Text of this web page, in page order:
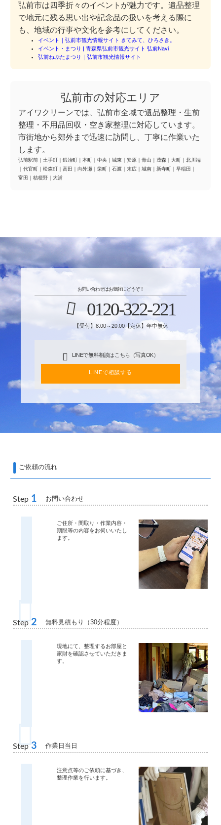
弘前市は四季折々のイベントが魅力です。遺品整理
で地元に残る思い出や記念品の扱いを考える際に
も、地域の行事や文化を参考にしてください。
イベント｜弘前市観光情報サイト きてみて、ひろさき。
イベント・まつり | 青森県弘前市観光サイト 弘前Navi
弘前ねぷたまつり｜弘前市観光情報サイト
弘前市の対応エリア
アイワクリーンでは、弘前市全域で遺品整理・生前
整理・不用品回収・空き家整理に対応しています。
市街地から郊外まで迅速に訪問し、丁寧に作業いた
します。
弘前駅前 ｜ 土手町 ｜ 鍛冶町 ｜ 本町 ｜ 中央 ｜ 城東 ｜ 安原 ｜ 青山 ｜ 茂森 ｜ 大町 ｜ 北川端
｜ 代官町 ｜ 松森町 ｜ 高田 ｜ 向外瀬 ｜ 栄町 ｜ 石渡 ｜ 末広 ｜ 城南 ｜ 新寺町 ｜ 早稲田 ｜
富田 ｜ 桔梗野 ｜ 大浦
お問い合わせはお気軽にどうぞ！
0120-322-221
【受付】8:00～20:00【定休】年中無休
LINEで無料相談はこちら（写真OK）
LINEで相談する
ご依頼の流れ
Step 1 お問い合わせ
ご住所・間取り・作業内容・
期限等の内容をお伺いいたし
ます。
Step 2 無料見積もり（30分程度）
現地にて、整理するお部屋と
家財を確認させていただきま
す。
Step 3 作業日当日
注意点等のご依頼に基づき、
整理作業を行います。